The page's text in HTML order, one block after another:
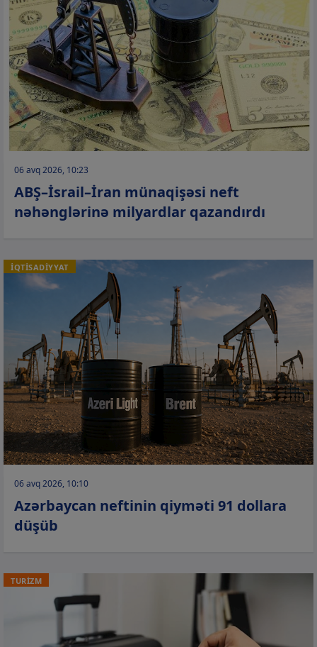
06 avq 2026, 10:23
ABŞ–İsrail–İran münaqişəsi neft
nəhənglərinə milyardlar qazandırdı
İQTİSADİYYAT
06 avq 2026, 10:10
Azərbaycan neftinin qiyməti 91 dollara
düşüb
TURİZM